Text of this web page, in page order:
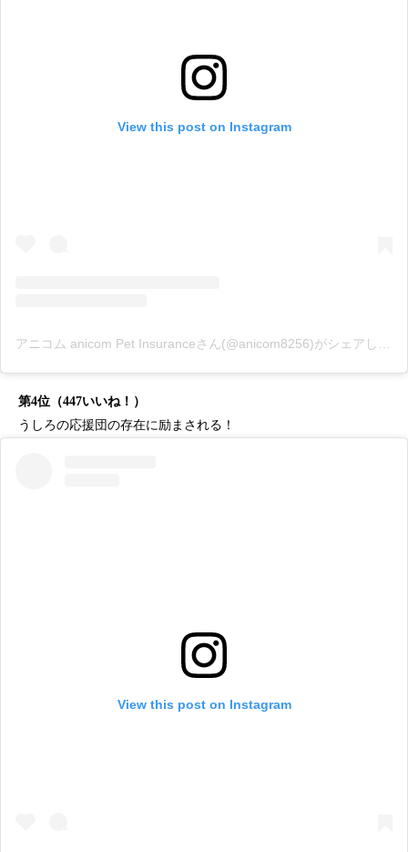
View this post on Instagram
第4位（447いいね！）
うしろの応援団の存在に励まされる！
View this post on Instagram